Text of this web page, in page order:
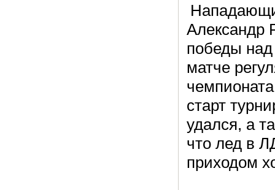
Александр
победы
матче
старт
удался, а
что лед в
приходом